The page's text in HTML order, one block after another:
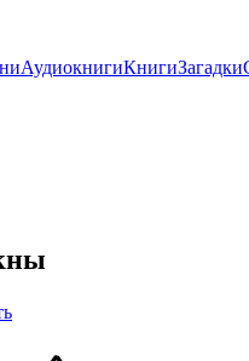
АудиокнигиКнигиЗагадки